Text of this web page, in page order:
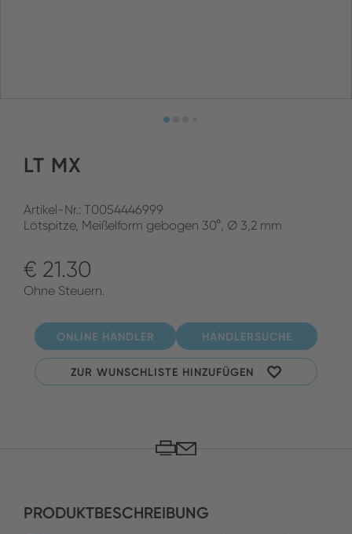
LT MX
Artikel-Nr.: T0054446999
Lötspitze, Meißelform gebogen 30°, Ø 3,2 mm
€ 21.30
Ohne Steuern.
ONLINE HÄNDLER HÄNDLERSUCHE
ZUR WUNSCHLISTE HINZUFÜGEN
PRODUKTBESCHREIBUNG